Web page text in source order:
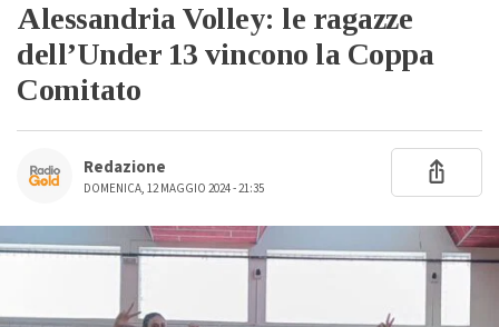
Alessandria Volley: le ragazze
dell’Under 13 vincono la Coppa
Comitato
Redazione
DOMENICA, 12 MAGGIO 2024 - 21:35